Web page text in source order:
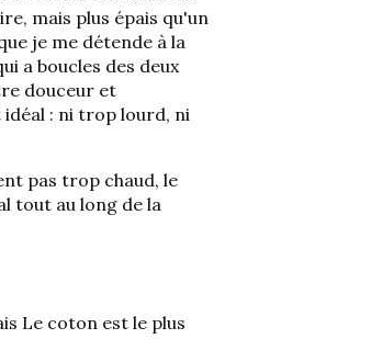
mais plus épais qu'un
je me détende à la
a boucles des deux
douceur et
idéal : ni trop lourd, ni
pas trop chaud, le
tout au long de la
Le coton est le plus